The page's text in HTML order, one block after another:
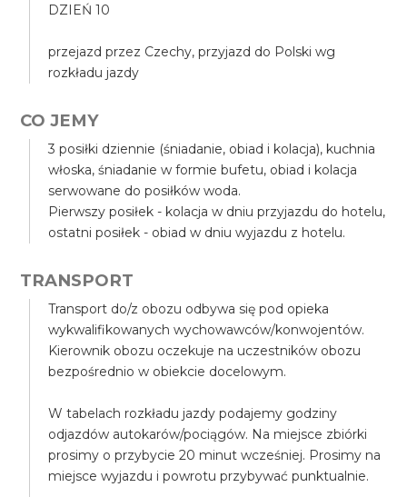
DZIEŃ 10
przejazd przez Czechy, przyjazd do Polski wg
rozkładu jazdy
CO JEMY
3 posiłki dziennie (śniadanie, obiad i kolacja), kuchnia
włoska, śniadanie w formie bufetu, obiad i kolacja
serwowane do posiłków woda.
Pierwszy posiłek - kolacja w dniu przyjazdu do hotelu,
ostatni posiłek - obiad w dniu wyjazdu z hotelu.
TRANSPORT
Transport do/z obozu odbywa się pod opieka
wykwalifikowanych wychowawców/konwojentów.
Kierownik obozu oczekuje na uczestników obozu
bezpośrednio w obiekcie docelowym.
W tabelach rozkładu jazdy podajemy godziny
odjazdów autokarów/pociągów. Na miejsce zbiórki
prosimy o przybycie 20 minut wcześniej. Prosimy na
miejsce wyjazdu i powrotu przybywać punktualnie.